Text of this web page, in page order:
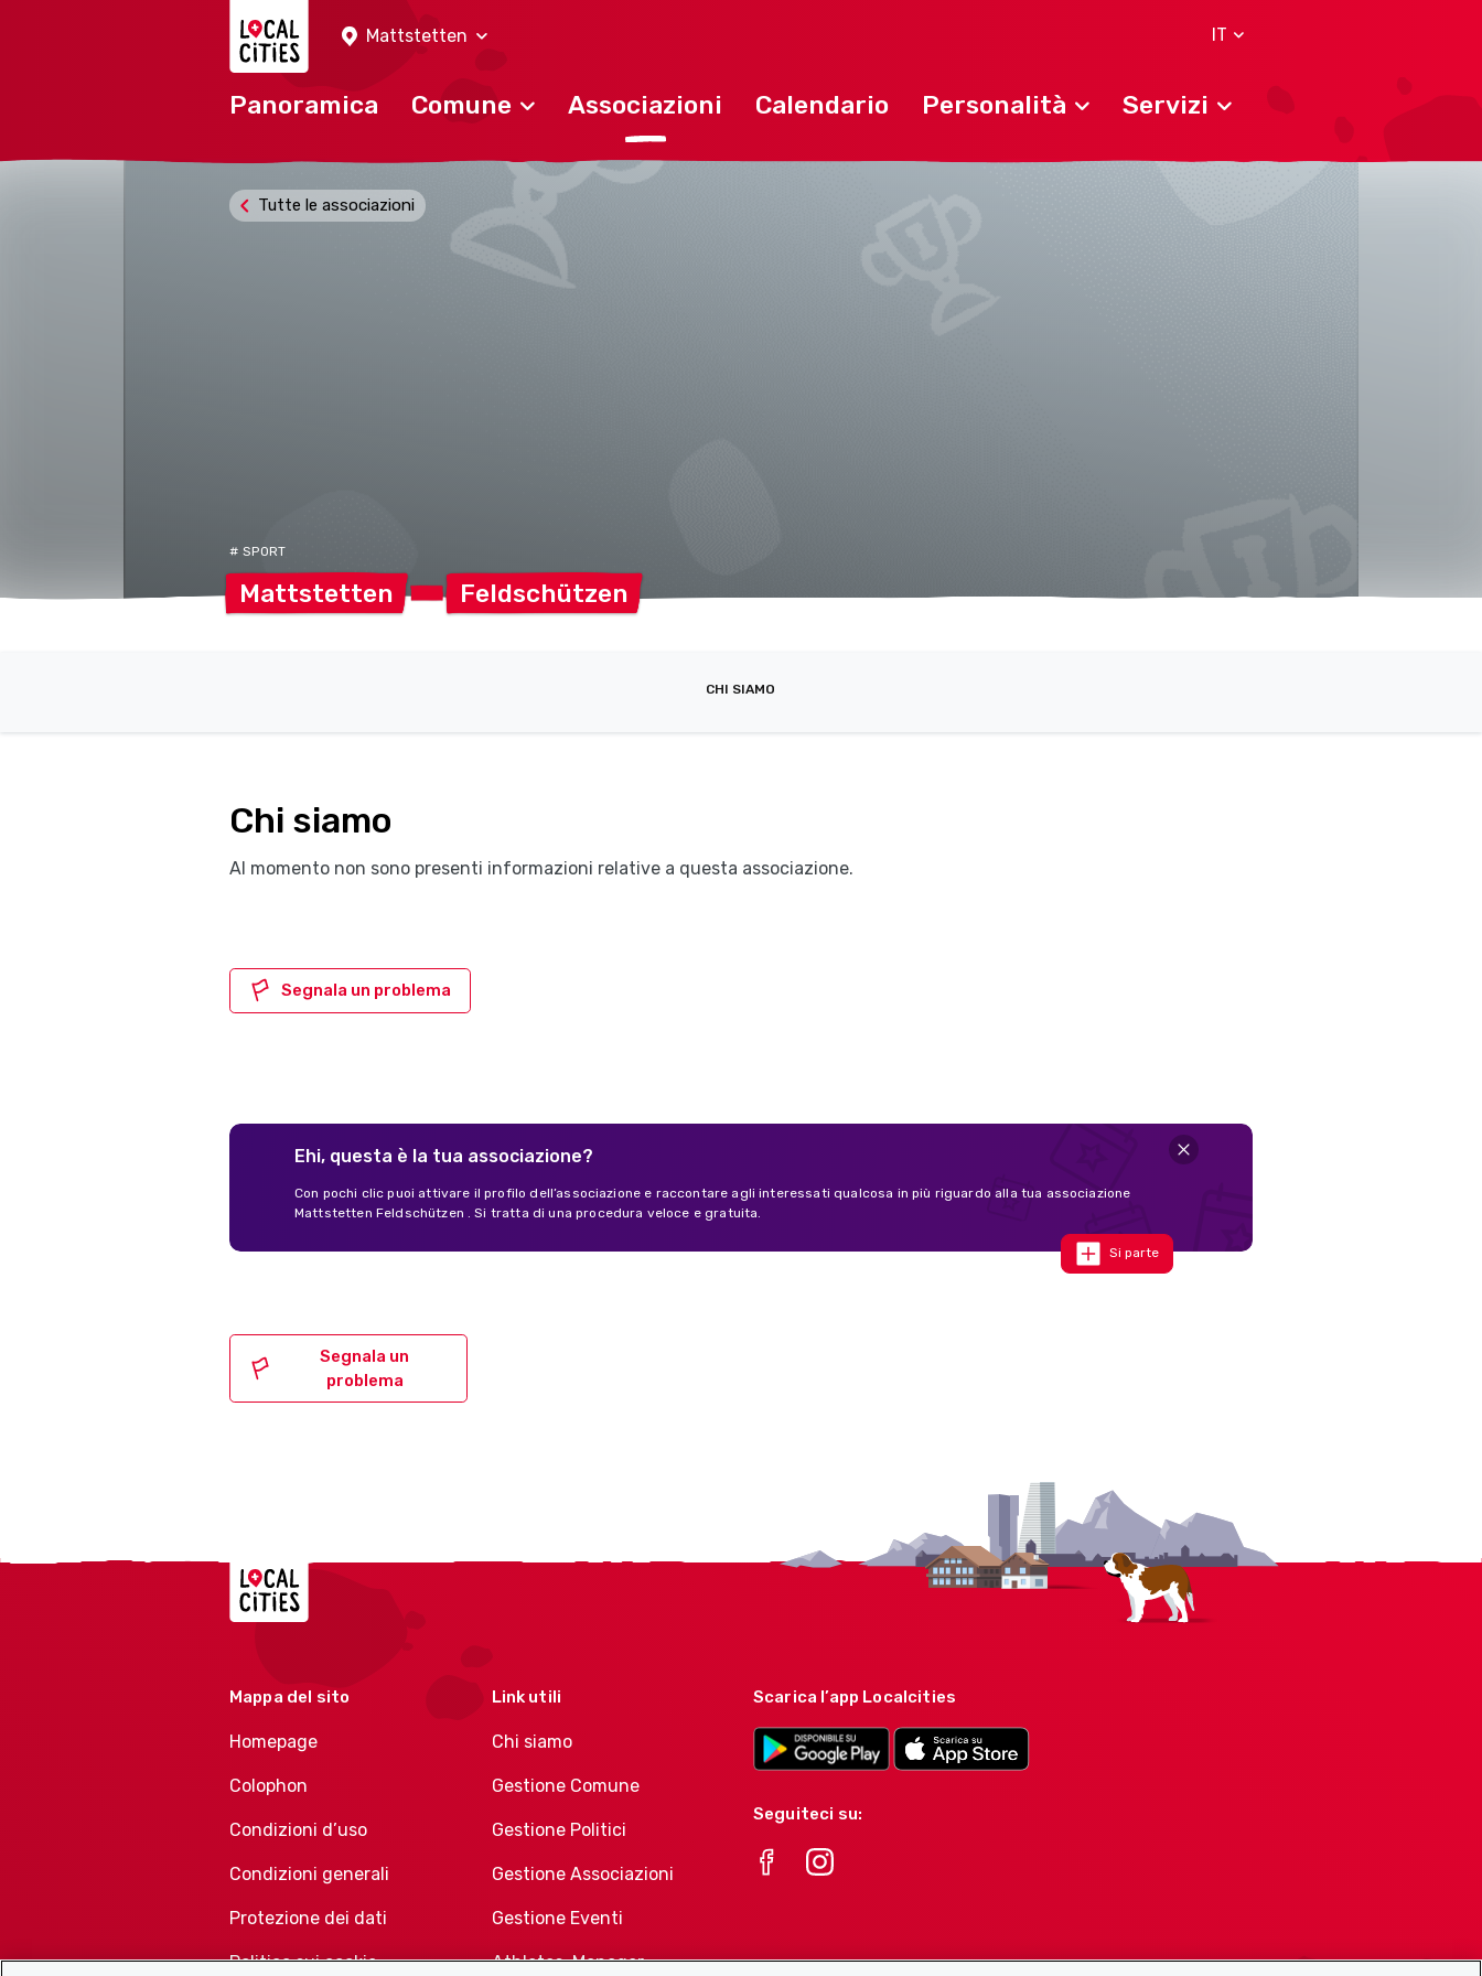
Mattstetten
IT
Panoramica Comune Associazioni Calendario Personalità Servizi
# SPORT
Mattstetten Feldschützen
Tutte le associazioni
CHI SIAMO
Chi siamo
Al momento non sono presenti informazioni relative a questa associazione.
Segnala un problema
Ehi, questa è la tua associazione?
Con pochi clic puoi attivare il profilo dell’associazione e raccontare agli interessati qualcosa in più riguardo alla tua associazione
Mattstetten Feldschützen . Si tratta di una procedura veloce e gratuita.
Si parte
Segnala un
problema
Localcities
Mappa del sito
Homepage
Colophon
Condizioni d’uso
Condizioni generali
Protezione dei dati
Politica sui cookie
Link utili
Chi siamo
Gestione Comune
Gestione Politici
Gestione Associazioni
Gestione Eventi
Athletes-Manager
Scarica l’app Localcities
Seguiteci su: